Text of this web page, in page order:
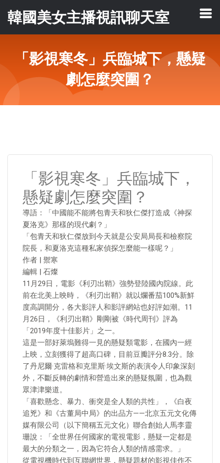
韓國美女主播視訊聊天室
「影視寒冬」兵臨城下，懸疑
劇怎麼突圍？
「影視寒冬」兵臨城下，
懸疑劇怎麼突圍？
導語：「中國能不能將包青天和狄仁傑打造成《神探
夏洛克》那樣的現代劇？」
「包青天和狄仁傑放到今天就是公安局局長和檢察院
院長，和夏洛克這種私家偵探怎麼能一樣呢？」
作者 | 禦寒
編輯 | 石燦
11月29日，電影《利刃出鞘》強勢登陸國內院線。此
前在北美上映時，《利刃出鞘》就以爛番茄100%新鮮
度高調開分，各大影評人和影評網站也好評如潮。11
月26日，《利刃出鞘》剛剛被《時代周刊》評為
「2019年度十佳影片」之一。
這是一部好萊塢難得一見的懸疑類電影，在國內一經
上映，立刻獲得了超高口碑，目前豆瓣評分8.3分。除
了丹尼爾·克雷格和克里斯·埃文斯的表演令人印象深刻
外，不斷反轉的劇情和營造出來的懸疑氛圍，也為觀
眾津津樂道。
「喜歡懸念、暴力、衝突是全人類的共性」，《白夜
追兇》和《古董局中局》的出品方——北京五元文化傳
媒有限公司（以下簡稱五元文化）聯合創始人馬李靈
珊說：「全世界任何國家的電視電影，懸疑一定都是
最大的分類之一，因為它符合人類的情感需求。」
從電視機時代到互聯網世界，懸疑題材的影視佳作不